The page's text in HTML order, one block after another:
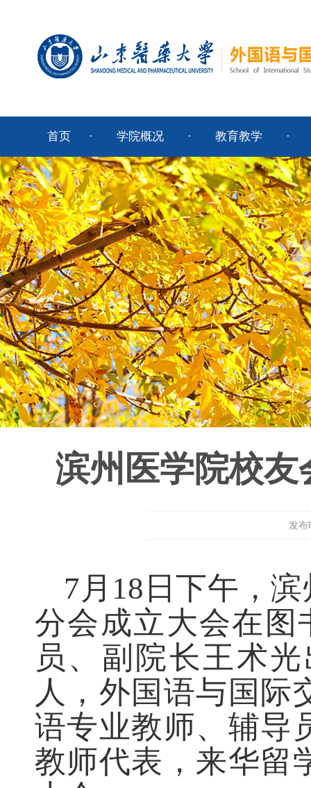
首页 · 学院概况 · 教育教学 ·
滨州医学院校
发
7月18日下午，
分会成立大会在图
员、副院长王术
人，外国语与国际
语专业教师、辅导
教师代表，来华留